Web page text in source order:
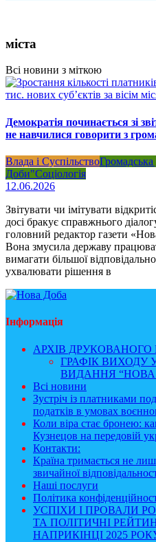
міста
Всі новини з міткою
Демократія починається зі
не навчилися говорити з
Влада і Суспільство
Доби"Соціологія
12.06.2026
Звітувати чи імітувати
досі бракує справжнього
головний редактор газети
Вона змусила державу
вимагати більшої
ухвалювати рішення в
Інформація
АРХІВ
ГРАФІК ВИХОДУ
ВИДАННЯ “НОВА
Всі новини
Зустріч із платниками
податків в умовах
Коли віра стає бронею:
Кузнецов на передовій
Контакти:
Країна тримається не
звичайної
Наші послуги
Політика
УСПІХИ І ПРОВАЛИ
ТА ПОЛІТИЧНІ
НАПРИКІНЦІ 2025